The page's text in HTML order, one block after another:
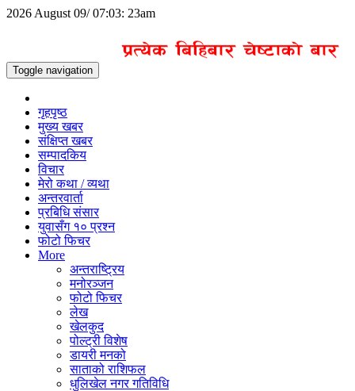
2026 August 09/ 07:03: 23am
Toggle navigation
गृहपृष्ठ
मुख्य खबर
संक्षिप्त खबर
सम्पादकिय
विचार
मेरो कथा / व्यथा
अन्तरवार्ता
प्रबिधि संसार
युवासँग १० प्रश्न
फोटो फिचर
More
अन्तराष्ट्रिय
मनोरञ्जन
फोटो फिचर
लेख
खेलकुद
पोल्ट्री विशेष
डायरी मनको
साताको राशिफल
धुलिखेल नगर गतिविधि